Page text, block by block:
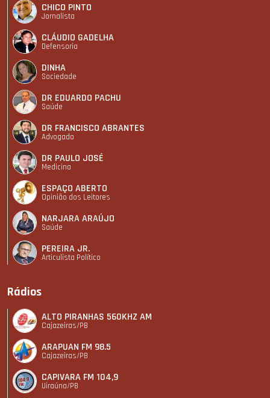
CHICO PINTO
Jornalista
CLÁUDIO GADELHA
Defensoria
DINHA
Sociedade
DR EDUARDO PACHU
Saúde
DR FRANCISCO ABRANTES
Advogado
DR PAULO JOSÉ
Medicina
ESPAÇO ABERTO
Opinião dos Leitores
NARJARA ARAÚJO
Saúde
PEREIRA JR.
Articulista Polí­tico
Rádios
ALTO PIRANHAS 560KHZ AM
Cajazeiras/PB
ARAPUAN FM 98.5
Cajazeiras/PB
CAPIVARA FM 104,9
Uiraúna/PB